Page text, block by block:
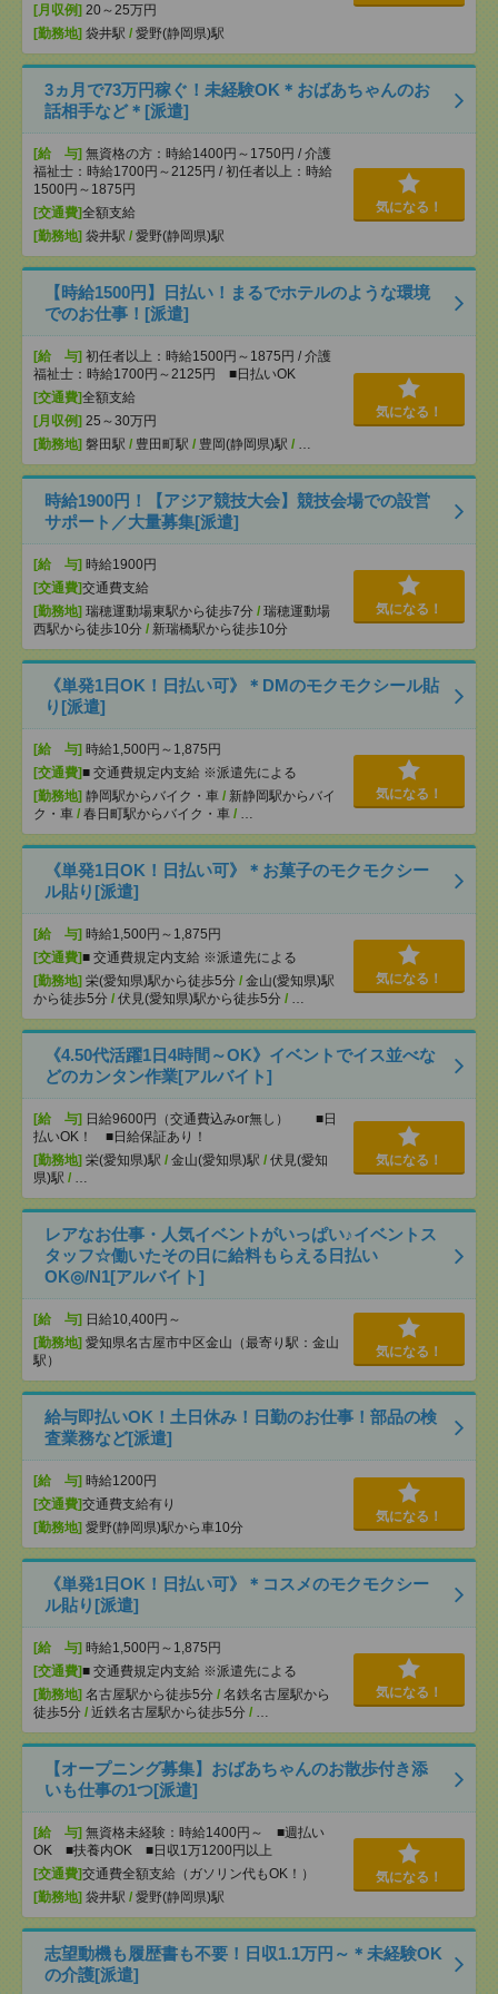
[月収例] 20～25万円
[勤務地] 袋井駅 / 愛野(静岡県)駅
3ヵ月で73万円稼ぐ！未経験OK＊おばあちゃんのお
話相手など＊[派遣]
[給 与] 無資格の方：時給1400円～1750円 / 介護
福祉士：時給1700円～2125円 / 初任者以上：時給
1500円～1875円
[交通費]全額支給
[勤務地] 袋井駅 / 愛野(静岡県)駅
気になる！
【時給1500円】日払い！まるでホテルのような環境
でのお仕事！[派遣]
[給 与] 初任者以上：時給1500円～1875円 / 介護
福祉士：時給1700円～2125円 ■日払いOK
[交通費]全額支給
[月収例] 25～30万円
[勤務地] 磐田駅 / 豊田町駅 / 豊岡(静岡県)駅 / …
気になる！
時給1900円！【アジア競技大会】競技会場での設営
サポート／大量募集[派遣]
[給 与] 時給1900円
[交通費]交通費支給
[勤務地] 瑞穂運動場東駅から徒歩7分 / 瑞穂運動場
西駅から徒歩10分 / 新瑞橋駅から徒歩10分
気になる！
《単発1日OK！日払い可》＊DMのモクモクシール貼
り[派遣]
[給 与] 時給1,500円～1,875円
[交通費]■ 交通費規定内支給 ※派遣先による
[勤務地] 静岡駅からバイク・車 / 新静岡駅からバイ
ク・車 / 春日町駅からバイク・車 / …
気になる！
《単発1日OK！日払い可》＊お菓子のモクモクシー
ル貼り[派遣]
[給 与] 時給1,500円～1,875円
[交通費]■ 交通費規定内支給 ※派遣先による
[勤務地] 栄(愛知県)駅から徒歩5分 / 金山(愛知県)駅
から徒歩5分 / 伏見(愛知県)駅から徒歩5分 / …
気になる！
《4.50代活躍1日4時間～OK》イベントでイス並べな
どのカンタン作業[アルバイト]
[給 与] 日給9600円（交通費込みor無し） ■日
払いOK！ ■日給保証あり！
[勤務地] 栄(愛知県)駅 / 金山(愛知県)駅 / 伏見(愛知
県)駅 / …
気になる！
レアなお仕事・人気イベントがいっぱい♪イベントス
タッフ☆働いたその日に給料もらえる日払い
OK◎/N1[アルバイト]
[給 与] 日給10,400円～
[勤務地] 愛知県名古屋市中区金山（最寄り駅：金山
駅）
気になる！
給与即払いOK！土日休み！日勤のお仕事！部品の検
査業務など[派遣]
[給 与] 時給1200円
[交通費]交通費支給有り
[勤務地] 愛野(静岡県)駅から車10分
気になる！
《単発1日OK！日払い可》＊コスメのモクモクシー
ル貼り[派遣]
[給 与] 時給1,500円～1,875円
[交通費]■ 交通費規定内支給 ※派遣先による
[勤務地] 名古屋駅から徒歩5分 / 名鉄名古屋駅から
徒歩5分 / 近鉄名古屋駅から徒歩5分 / …
気になる！
【オープニング募集】おばあちゃんのお散歩付き添
いも仕事の1つ[派遣]
[給 与] 無資格未経験：時給1400円～ ■週払い
OK ■扶養内OK ■日収1万1200円以上
[交通費]交通費全額支給（ガソリン代もOK！）
[勤務地] 袋井駅 / 愛野(静岡県)駅
気になる！
志望動機も履歴書も不要！日収1.1万円～＊未経験OK
の介護[派遣]